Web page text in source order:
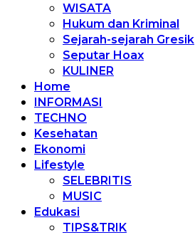
WISATA
Hukum dan Kriminal
Sejarah-sejarah Gresik
Seputar Hoax
KULINER
Home
INFORMASI
TECHNO
Kesehatan
Ekonomi
Lifestyle
SELEBRITIS
MUSIC
Edukasi
TIPS&TRIK